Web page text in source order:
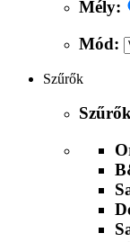
Mély:
Mód:
Szűrők